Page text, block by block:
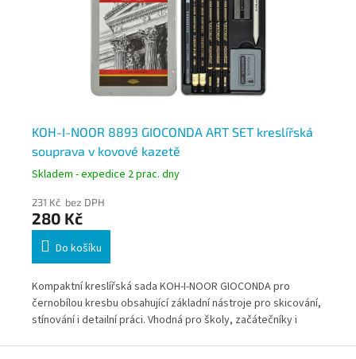
KOH-I-NOOR 8893 GIOCONDA ART SET kreslířská
souprava v kovové kazetě
Skladem - expedice 2 prac. dny
231 Kč bez DPH
280 Kč
Do košíku
Kompaktní kreslířská sada KOH-I-NOOR GIOCONDA pro
černobílou kresbu obsahující základní nástroje pro skicování,
stínování i detailní práci. Vhodná pro školy, začátečníky i